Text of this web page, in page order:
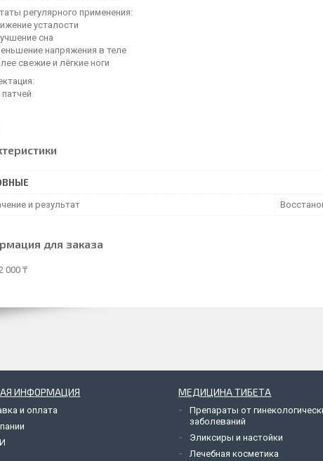
регулярного применения:
усталости
сна
напряжения в теле
свежие и лёгкие ноги
и результат
для заказа
000 ₸
ИНФОРМАЦИЯ
и оплата
МЕДИЦИНА ТИБЕТА
Препараты от
заболеваний
Эликсиры и настойки
Лечебная косметика